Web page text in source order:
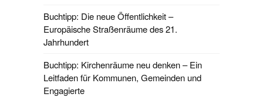
Buchtipp: Die neue Öffentlichkeit –
Europäische Straßenräume des 21.
Jahrhundert
Buchtipp: Kirchenräume neu denken – Ein
Leitfaden für Kommunen, Gemeinden und
Engagierte